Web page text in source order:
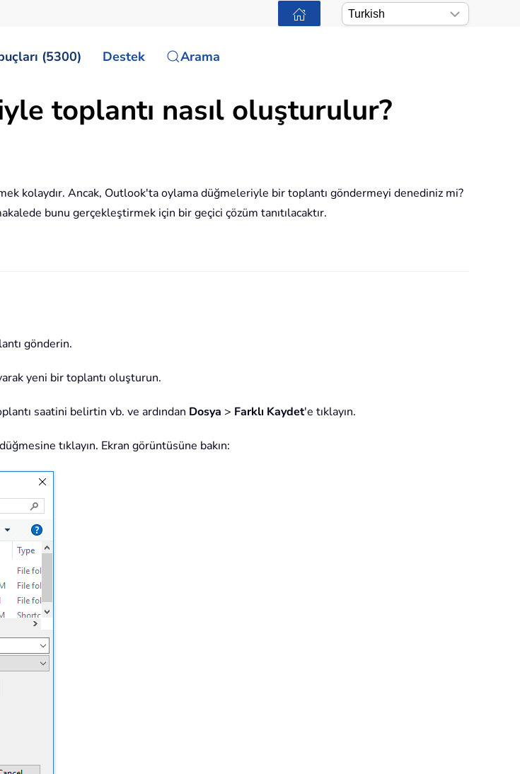
(5300) Destek Arama
toplantı nasıl oluşturulur?
kolaydır. Ancak, Outlook'ta oylama düğmeleriyle bir toplantı göndermeyi denediniz mi?
bunu gerçekleştirmek için bir geçici çözüm tanıtılacaktır.
gönderin.
yeni bir toplantı oluşturun.
saatini belirtin vb. ve ardından Dosya > Farklı Kaydet'e tıklayın.
tıklayın. Ekran görüntüsüne bakın: